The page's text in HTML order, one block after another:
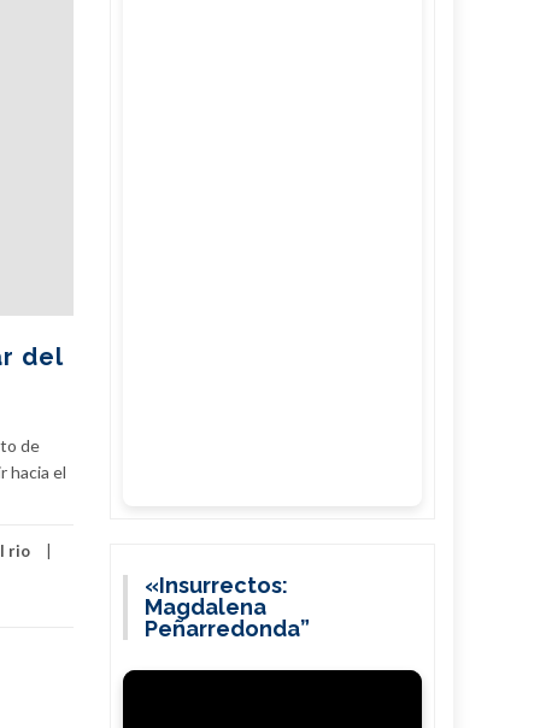
del
de
hacia el
rio
«Insurrectos:
Magdalena
Peñarredonda”